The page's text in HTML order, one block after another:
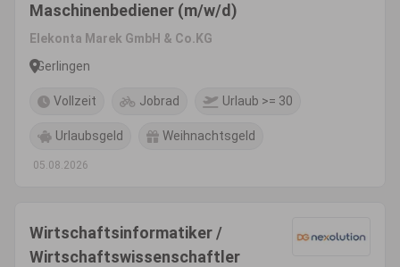
Maschinenbediener (m/w/d)
Elekonta Marek GmbH & Co.KG
Gerlingen
Vollzeit Jobrad Urlaub >= 30
Urlaubsgeld Weihnachtsgeld
05.08.2026
Wirtschaftsinformatiker /
Wirtschaftswissenschaftler